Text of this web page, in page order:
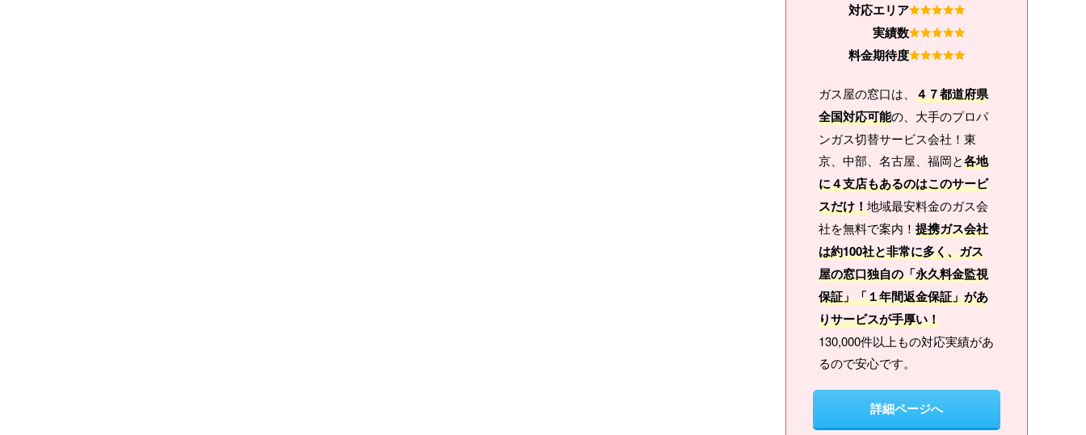
対応エリア
実績数
料金期待度
ガス屋の窓口は、 ４７都道府県
全国対応可能の、大手のプロパ
ンガス切替サービス会社！東
京、中部、名古屋、福岡と各地
に４支店もあるのはこのサービ
スだけ！地域最安料金のガス会
社を無料で案内！ 提携ガス会社
は約100社と非常に多く、ガス
屋の窓口独自の「永久料金監視
保証」「１年間返金保証」があ
りサービスが手厚い！
130,000件以上もの対応実績があ
るので安心です。
詳細ページへ